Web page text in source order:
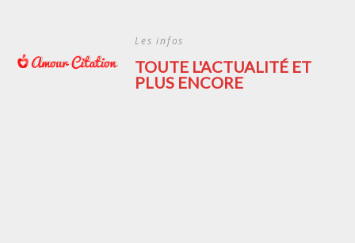
content
Les infos
TOUTE L'ACTUALITÉ ET
PLUS ENCORE